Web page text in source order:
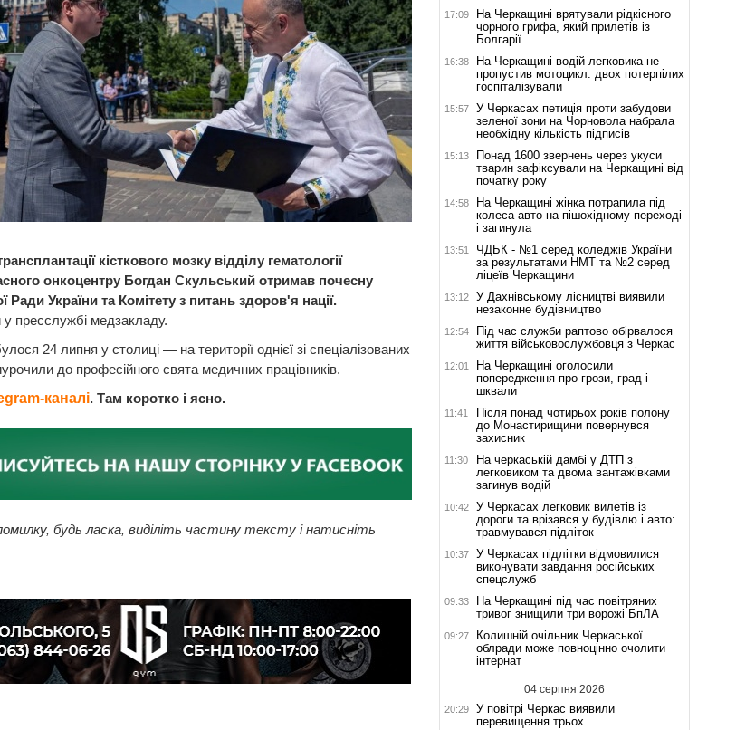
кісткового мозку відділу гематології
онкоцентру Богдан Скульський отримав почесну
Ради України та Комітету з питань здоров'я нації.
пресслужбі медзакладу.
24 липня у столиці — на території однієї зі спеціалізованих
до професійного свята медичних працівників.
каналі. Там коротко і ясно.
будь ласка, виділіть частину тексту і натисніть
17:09
На Черкащині врятували рідкісного
чорного грифа, який прилетів із
Болгарії
16:38
На Черкащині водій легковика не
пропустив мотоцикл: двох потерпілих
госпіталізували
15:57
У Черкасах петиція проти забудови
зеленої зони на Чорновола набрала
необхідну кількість підписів
15:13
Понад 1600 звернень через укуси
тварин зафіксували на Черкащині від
початку року
14:58
На Черкащині жінка потрапила під
колеса авто на пішохідному переході
і загинула
13:51
ЧДБК - №1 серед коледжів України
за результатами НМТ та №2 серед
ліцеїв Черкащини
13:12
У Дахнівському лісництві виявили
незаконне будівництво
12:54
Під час служби раптово обірвалося
життя військовослужбовця з Черкас
12:01
На Черкащині оголосили
попередження про грози, град і
шквали
11:41
Після понад чотирьох років полону
до Монастирищини повернувся
захисник
11:30
На черкаській дамбі у ДТП з
легковиком та двома вантажівками
загинув водій
10:42
У Черкасах легковик вилетів із
дороги та врізався у будівлю і авто:
травмувався підліток
10:37
У Черкасах підлітки відмовилися
виконувати завдання російських
спецслужб
09:33
На Черкащині під час повітряних
тривог знищили три ворожі БпЛА
09:27
Колишній очільник Черкаської
облради може повноцінно очолити
інтернат
04 серпня 2026
20:29
У повітрі Черкас виявили
перевищення трьох